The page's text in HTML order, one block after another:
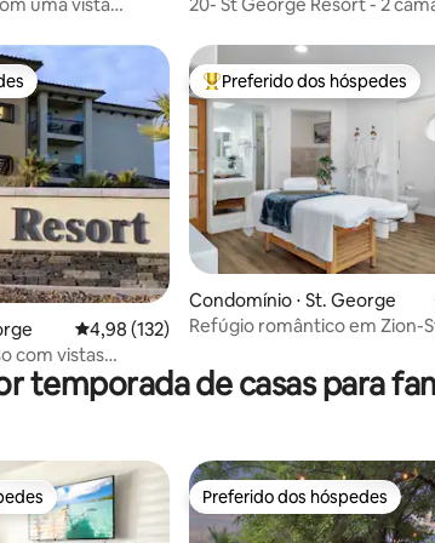
avaliações
4,98 de uma avaliação média de 5, 132
4,98 (132)
com vistas
Entre os melhores preferidos
Preferido dos hóspedes
Condomínio ⋅ St. George
Refúgio romântico em Zion-
privativa
temporada de casas para
dos hóspedes Preferido dos hóspedes
Preferido dos hóspedes